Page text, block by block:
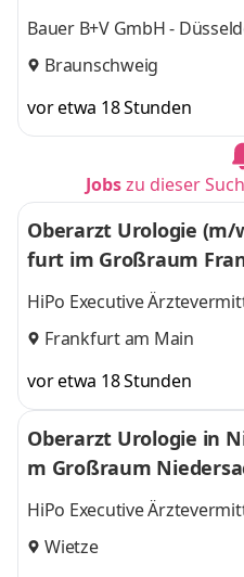
Bauer B+V GmbH -
Braunschweig
vor etwa 18 Stunden
Jobszu dieser
Oberarzt Urologie
furt im Großraum
HiPo Executive
Frankfurt am Main
vor etwa 18 Stunden
Oberarzt Urologie in
m Großraum
HiPo Executive
Wietze